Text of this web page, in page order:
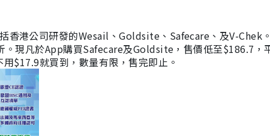
香港公司研發的Wesail、Goldsite、Safecare、及V-Chek
。現凡於App購買Safecare及Goldsite，售價低至$186.7，
$17.9就買到，數量有限，售完即止。